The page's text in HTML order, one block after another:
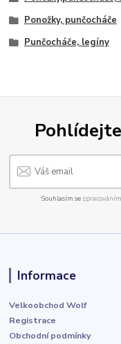
Ponožky, punčocháče
Punčocháče, legíny
Souhlasím se
Informace
Velkoobchod Wolf
Registrace
Obchodní podmínky